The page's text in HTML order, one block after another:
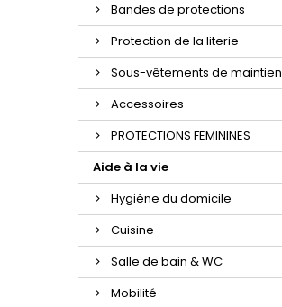
Bandes de protections
Protection de la literie
Sous-vêtements de maintien
Accessoires
PROTECTIONS FEMININES
Aide à la vie
Hygiène du domicile
Cuisine
Salle de bain & WC
Mobilité